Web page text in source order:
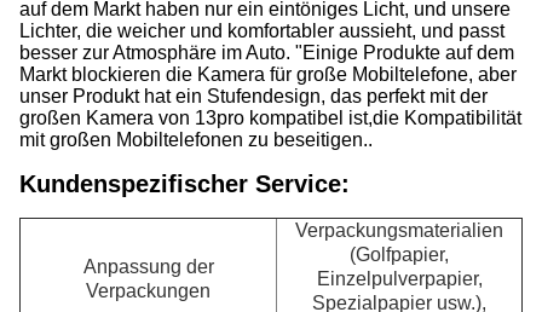
auf dem Markt haben nur ein eintöniges Licht, und unsere
Lichter, die weicher und komfortabler aussieht, und passt
besser zur Atmosphäre im Auto. "Einige Produkte auf dem
Markt blockieren die Kamera für große Mobiltelefone, aber
unser Produkt hat ein Stufendesign, das perfekt mit der
großen Kamera von 13pro kompatibel ist,die Kompatibilität
mit großen Mobiltelefonen zu beseitigen..
Kundenspezifischer Service:
Anpassung der
Verpackungen
Verpackungsmaterialien
(Golfpapier,
Einzelpulverpapier,
Spezialpapier usw.),